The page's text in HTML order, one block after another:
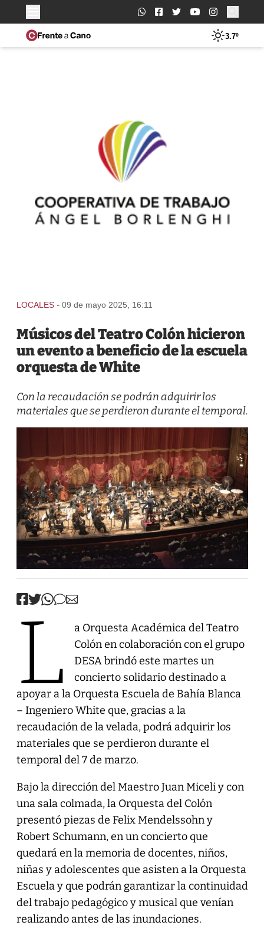
Buscar:
3.7º
LOCALES - 09 de mayo 2025, 16:11
Músicos del Teatro Colón hicieron
un evento a beneficio de la escuela
orquesta de White
Con la recaudación se podrán adquirir los
materiales que se perdieron durante el temporal.
L
a Orquesta Académica del Teatro
Colón en colaboración con el grupo
DESA brindó este martes un
concierto solidario destinado a
apoyar a la Orquesta Escuela de Bahía Blanca
– Ingeniero White que, gracias a la
recaudación de la velada, podrá adquirir los
materiales que se perdieron durante el
temporal del 7 de marzo.
Bajo la dirección del Maestro Juan Miceli y con
una sala colmada, la Orquesta del Colón
presentó piezas de Felix Mendelssohn y
Robert Schumann, en un concierto que
quedará en la memoria de docentes, niños,
niñas y adolescentes que asisten a la Orquesta
Escuela y que podrán garantizar la continuidad
del trabajo pedagógico y musical que venían
realizando antes de las inundaciones.